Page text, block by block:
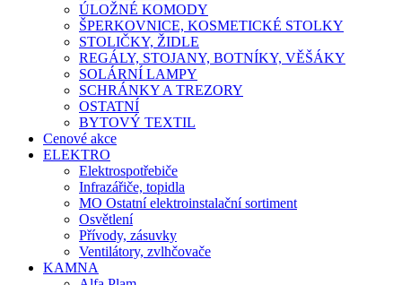
ÚLOŽNÉ KOMODY
ŠPERKOVNICE, KOSMETICKÉ STOLKY
STOLIČKY, ŽIDLE
REGÁLY, STOJANY, BOTNÍKY, VĚŠÁKY
SOLÁRNÍ LAMPY
SCHRÁNKY A TREZORY
OSTATNÍ
BYTOVÝ TEXTIL
Cenové akce
ELEKTRO
Elektrospotřebiče
Infrazářiče, topidla
MO Ostatní elektroinstalační sortiment
Osvětlení
Přívody, zásuvky
Ventilátory, zvlhčovače
KAMNA